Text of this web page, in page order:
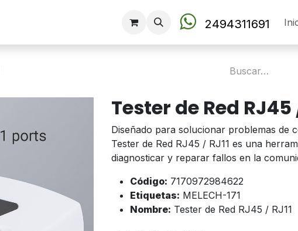
2494311691
Tester de Red RJ45
Diseñado para solucionar problemas de
Tester de Red RJ45 / RJ11 es una
diagnosticar y reparar fallos en la
Código: 7170972984622
Etiquetas: MELECH-171
Nombre: Tester de Red RJ45 / RJ11